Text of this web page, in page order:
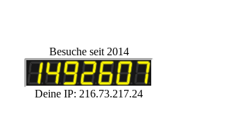
Besuche seit 2014
Deine IP: 216.73.217.24